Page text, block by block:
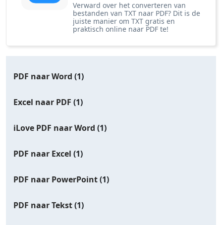
Verward over het converteren van
bestanden van TXT naar PDF? Dit is de
juiste manier om TXT gratis en
praktisch online naar PDF te!
PDF naar Word (1)
Excel naar PDF (1)
iLove PDF naar Word (1)
PDF naar Excel (1)
PDF naar PowerPoint(1)
PDF naar Tekst(1)